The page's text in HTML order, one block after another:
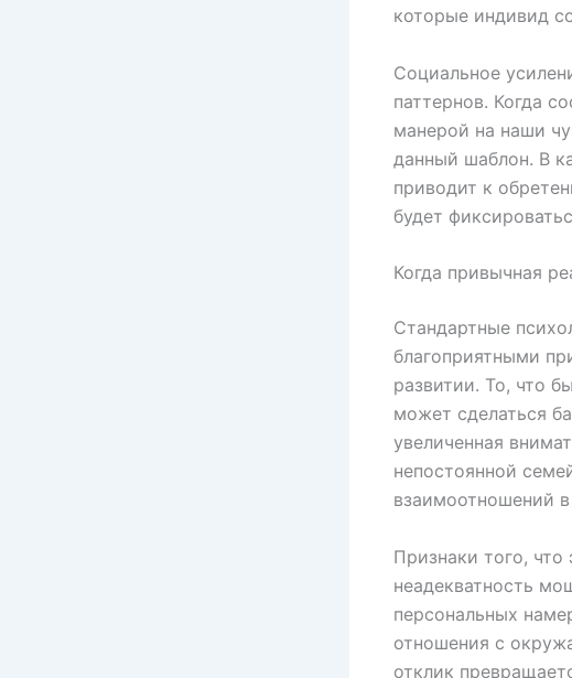
которые индивид
Социальное
паттернов. Когда
манерой на наши
данный шаблон. В
приводит к
будет
Когда привычная
Стандартные
благоприятными
развитии. То, что
может сделаться
увеличенная
непостоянной
взаимоотношений
Признаки того,
неадекватность
персональных
отношения с
отклик